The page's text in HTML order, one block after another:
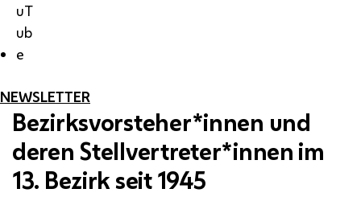
uT
ub
e
NEWSLETTER
Bezirksvorsteher*innen und
deren Stellvertreter*innen im
13. Bezirk seit 1945